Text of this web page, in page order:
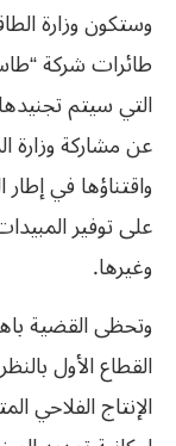
وستكون وزارة
طائرات شركة
التي سيتم
عن مشاركة وزارة
واقتناؤها في
على توفير
وغيرها.
وتحظى القضية
القطاع الأول
الإنتاج الفلاحي